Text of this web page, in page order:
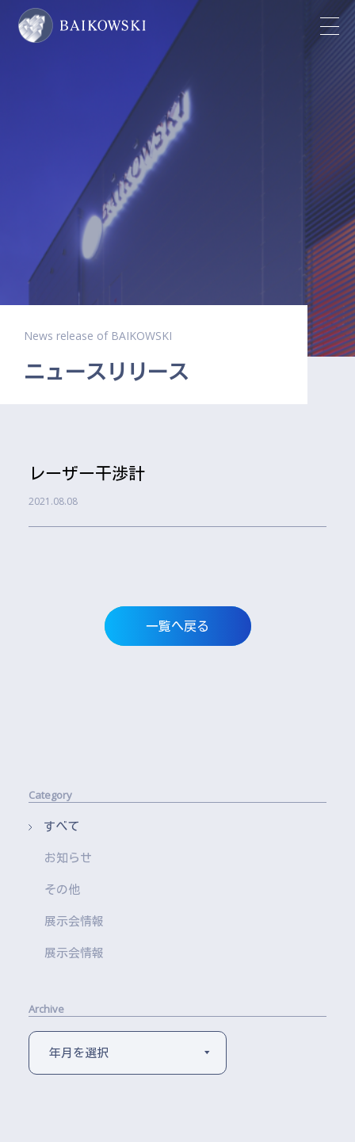
News release of BAIKOWSKI
ニュースリリース
レーザー干渉計
2021.08.08
一覧へ戻る
Category
すべて
お知らせ
その他
展示会情報
展示会情報
Archive
年月を選択